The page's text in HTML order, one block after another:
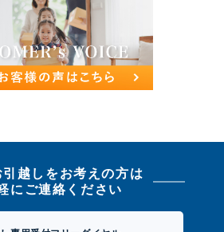
越しをお考えの方は
にご連絡ください